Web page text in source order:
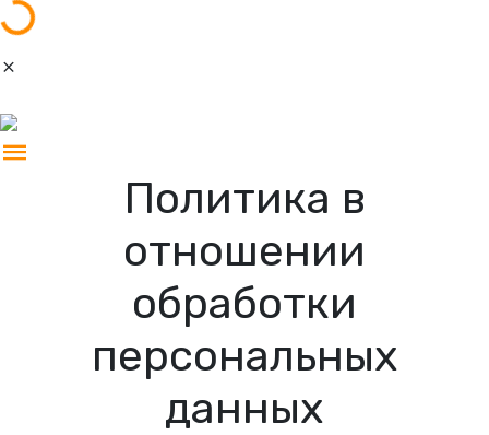
Политика в
отношении
обработки
персональных
данных